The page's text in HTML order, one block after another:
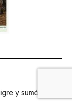
y sumó la